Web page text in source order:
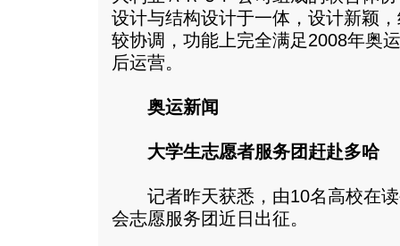
设计与结构设计于一体，设计新颖
较协调，功能上完全满足2008年奥
后运营。
奥运新闻
大学生志愿者服务团赶赴多哈
记者昨天获悉，由10名高校在读
会志愿服务团近日出征。